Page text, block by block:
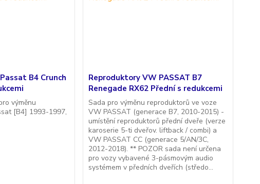
B4 Crunch
výměnu
[B4] 1993-1997,
Reproduktory VW PASSAT B7
Renegade RX62 Přední s redukcemi
Sada pro výměnu reproduktorů ve voze
VW PASSAT (generace B7, 2010-2015) -
umístění reproduktorů přední dveře (verze
karoserie 5-ti dveřov. liftback / combi) a
VW PASSAT CC (generace 5/AN/3C,
2012-2018). ** POZOR sada není určena
pro vozy vybavené 3-pásmovým audio
systémem v předních dveřích (středo...